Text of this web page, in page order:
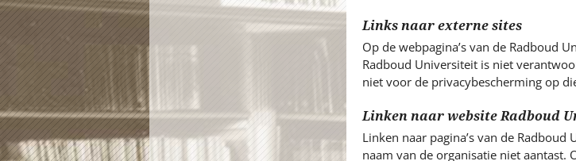
Links naar externe sites
Op de webpagina’s van de Radboud
Radboud Universiteit is niet
niet voor de privacybescherming op
Linken naar website Radboud
Linken naar pagina’s van de
naam van de organisatie niet aantast.